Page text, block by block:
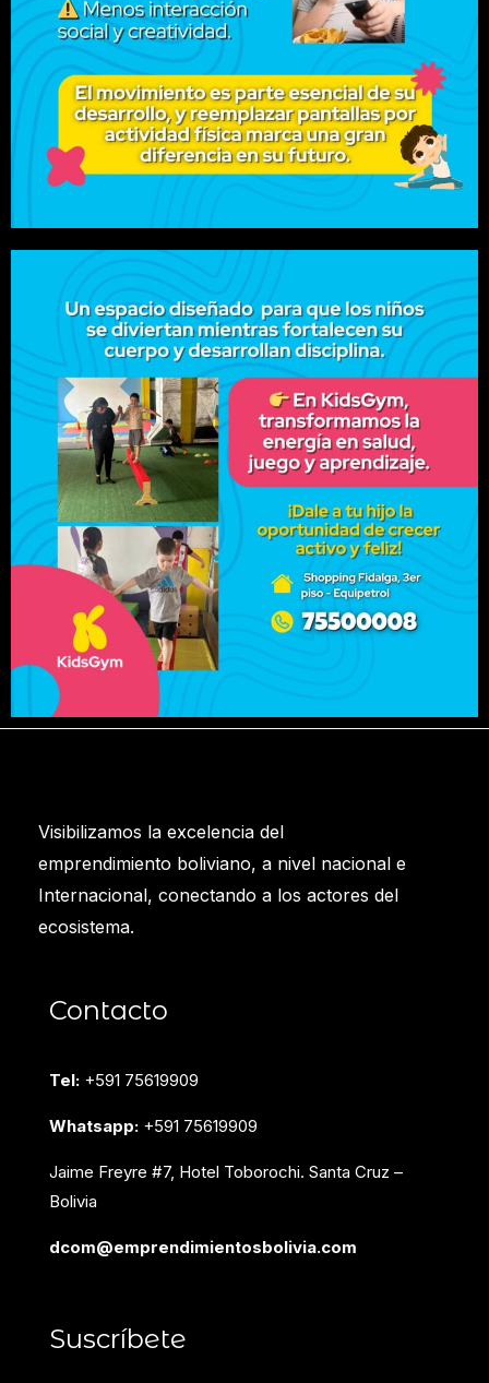
Visibilizamos la excelencia del
emprendimiento boliviano, a nivel nacional e
Internacional, conectando a los actores del
ecosistema.
Contacto
Tel: +591 75619909
Whatsapp: +591 75619909
Jaime Freyre #7, Hotel Toborochi. Santa Cruz –
Bolivia
dcom@emprendimientosbolivia.com
Suscríbete